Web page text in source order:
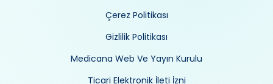
Çerez Politikası
Gizlilik Politikası
Medicana Web Ve Yayın Kurulu
Ticari Elektronik İleti İzni